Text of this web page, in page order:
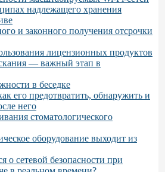
надлежащего хранения
и законного получения отсрочки
лицензионных продуктов
— важный этап в
в беседке
его предотвратить, обнаружить и
него
стоматологического
оборудование выходит из
о сетевой безопасности при